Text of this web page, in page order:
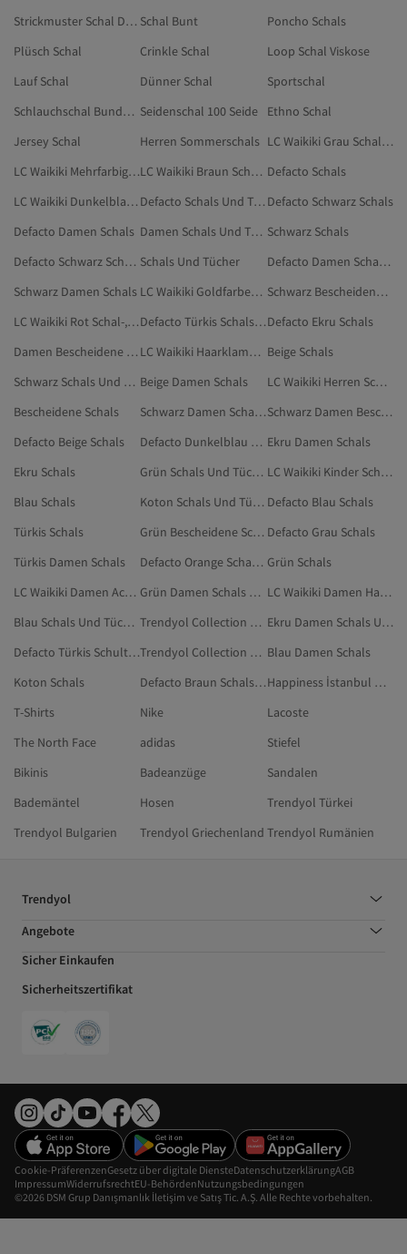
Strickmuster Schal Dünne Wolle Schal Bunt
Poncho Schals
Plüsch Schal
Crinkle Schal
Loop Schal Viskose
Lauf Schal
Dünner Schal
Sportschal
Schlauchschal Bundeswehr Seidenschal 100 Seide
Ethno Schal
Jersey Schal
Herren Sommerschals
LC Waikiki Grau Schal-, Mütze- Und Handschuh-Sets
LC Waikiki Mehrfarbig Schal-, Mütze- Und Handschuh-Sets
LC Waikiki Braun Schal-, Mütze- Und Handschuh-Sets Defacto Schals
LC Waikiki Dunkelblau Schal-, Mütze- Und Handschuh-Sets
Defacto Schals Und Tücher Defacto Schwarz Schals
Defacto Damen Schals
Damen Schals Und Tücher Schwarz Schals
Defacto Schwarz Schals Und Tücher Schals Und Tücher
Defacto Damen Schals Und Tücher
Schwarz Damen Schals
LC Waikiki Goldfarben Schal-, Mütze- Und Handschuh-Sets
Schwarz Bescheidene Schals
LC Waikiki Rot Schal-, Mütze- Und Handschuh-Sets
Defacto Türkis Schals Und TücherDefacto Ekru Schals
Damen Bescheidene Schals
LC Waikiki Haarklammer Beige Schals
Schwarz Schals Und Tücher Beige Damen Schals
LC Waikiki Herren Schal-, Mütze- Und Handschuh-Sets
Bescheidene Schals
Schwarz Damen Schals Und Tücher
Schwarz Damen Bescheidene Schals
Defacto Beige Schals
Defacto Dunkelblau Schals Ekru Damen Schals
Ekru Schals
Grün Schals Und Tücher
LC Waikiki Kinder Schal-, Mütze- Und Handschuh-Sets
Blau Schals
Koton Schals Und Tücher Defacto Blau Schals
Türkis Schals
Grün Bescheidene Schals Defacto Grau Schals
Türkis Damen Schals
Defacto Orange Schals Und Tücher Grün Schals
LC Waikiki Damen Accessoires
Grün Damen Schals Und Tücher
LC Waikiki Damen Handschuhe
Blau Schals Und Tücher
Trendyol Collection Damen Schals Und Tücher
Ekru Damen Schals Und Tücher
Defacto Türkis Schultertuch
Trendyol Collection Schwarz Schals Blau Damen Schals
Koton Schals
Defacto Braun Schals Und Tücher
Happiness İstanbul Damen Schals Und Tücher
T-Shirts
Nike
Lacoste
The North Face
adidas
Stiefel
Bikinis
Badeanzüge
Sandalen
Bademäntel
Hosen
Trendyol Türkei
Trendyol Bulgarien
Trendyol Griechenland Trendyol Rumänien
Trendyol
Angebote
Sicher Einkaufen
Sicherheitszertifikat
©2026 DSM Grup Danışmanlık İletişim ve Satış Tic. A.Ş. Alle Rechte vorbehalten.
Cookie-PräferenzenGesetz über digitale DiensteDatenschutzerklärungAGB
ImpressumWiderrufsrechtEU-BehördenNutzungsbedingungen